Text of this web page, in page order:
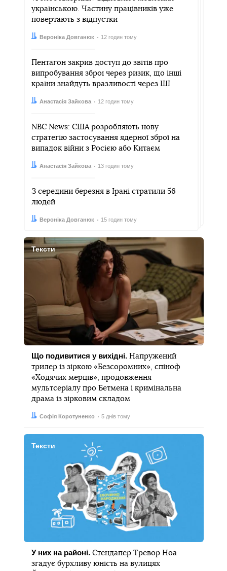
українською. Частину працівників уже
повертають з відпустки
Автор:
Вероніка Довганюк
Дата: 12 годин тому
Пентагон закрив доступ до звітів про
випробування зброї через ризик, що інші
країни знайдуть вразливості через ШІ
Автор:Анастасія Зайкова
Дата: 12 годин тому
NBC News: США розробляють нову
стратегію застосування ядерної зброї на
випадок війни з Росією або Китаєм
Автор:Анастасія Зайкова
Дата: 13 годин тому
З середини березня в Ірані стратили 56
людей
Автор:
Вероніка Довганюк
Дата: 15 годин тому
Тексти
Що подивитися у вихідні. Напружений
трилер із зіркою «Безсоромних», спіноф
«Ходячих мерців», продовження
мультсеріалу про Бетмена і кримінальна
драма із зірковим складом
Автор:
Софія Коротуненко
Дата: 5 днів тому
Тексти
У них на районі.Стендапер Тревор Ноа
згадує бурхливу юність на вулицях